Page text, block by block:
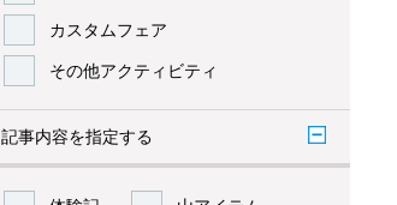
カスタムフェア
その他アクティビティ
記事内容を指定する